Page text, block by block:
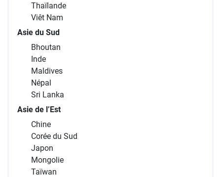
Thaïlande
Viêt Nam
Asie du Sud
Bhoutan
Inde
Maldives
Népal
Sri Lanka
Asie de l’Est
Chine
Corée du Sud
Japon
Mongolie
Taïwan